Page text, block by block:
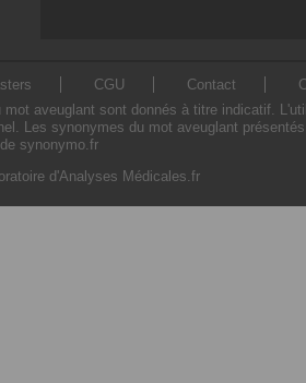
CGU Contact
aveuglant sont donnés à titre indicatif.
Les synonymes du mot aveuglant
synonymo.fr
d'Analyses Médicales.fr